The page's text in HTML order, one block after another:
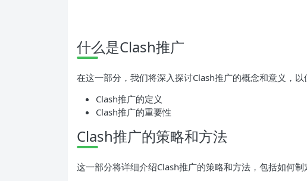
什么是Clash推广
在这一部分，我们将深入探讨Clash推广的概念和意义，以
Clash推广的定义
Clash推广的重要性
Clash推广的策略和方法
这一部分将详细介绍Clash推广的策略和方法，包括如何制